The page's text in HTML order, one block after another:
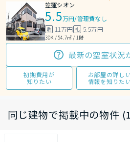
笠窪シオン
5.5万円/管理費なし
敷 11万円 礼 5.5万円
3DK / 54.7㎡ / 1階
最新の空室状況
初期費用が
知りたい
お部屋の詳し
情報を知りた
同じ建物で掲載中の物件